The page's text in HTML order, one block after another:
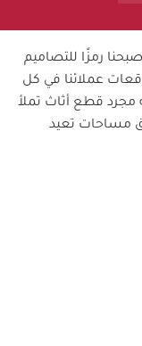
نشاطنا التجاري في عام 2019، أصبحنا رمزًا للتصاميم
عملائنا في كل
مجرد قطع أثاث تملأ
مساحات تعيد